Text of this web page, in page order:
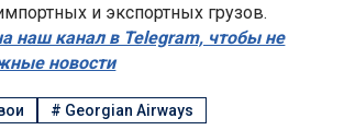
и экспортных грузов.
наш канал в Telegram, чтобы не
новости
# Georgian Airways